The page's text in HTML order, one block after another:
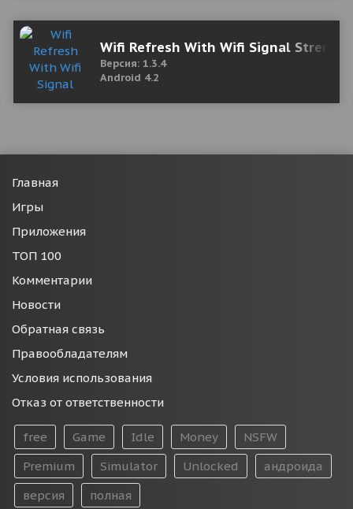
Wifi Refresh With Wifi Signal Strength
Версия: 1.3.4
Android 4.2
Главная
Игры
Приложения
ТОП 100
Комментарии
Новости
Обратная связь
Правообладателям
Условия использования
Отказ от ответственности
free Game Idle Money
NSFW
Premium
Simulator Unlocked
андроида
версия
полная